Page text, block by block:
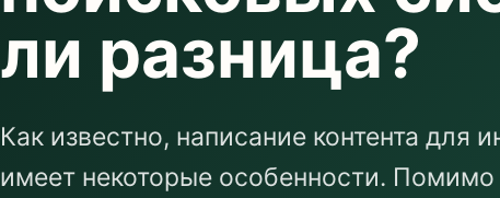
ли разница?
Как известно, написание контента для
имеет некоторые особенности.